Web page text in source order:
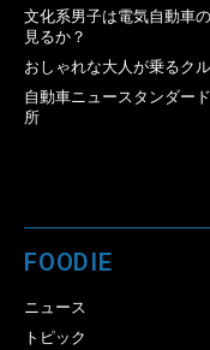
文化系男子は電気自動車
見るか？
おしゃれな大人が乗るク
自動車ニュースタンダー
所
FOODIE
ニュース
トピック